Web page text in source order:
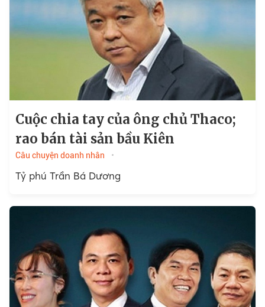
Cuộc chia tay của ông chủ Thaco;
rao bán tài sản bầu Kiên
Câu chuyện doanh nhân
Tỷ phú Trần Bá Dương